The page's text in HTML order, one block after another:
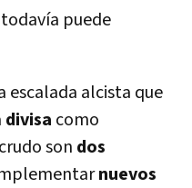
puede
escalada alcista que
divisa como
son dos
nuevos